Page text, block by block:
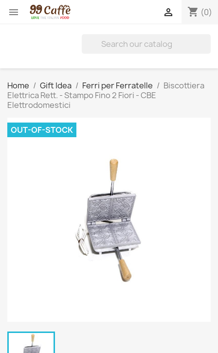
 shopping_cart (0)

Home Gift Idea Ferri per Ferratelle
Biscottiera
Elettrica Rett. - Stampo Fino 2 Fiori - CBE
Elettrodomestici
OUT-OF-STOCK